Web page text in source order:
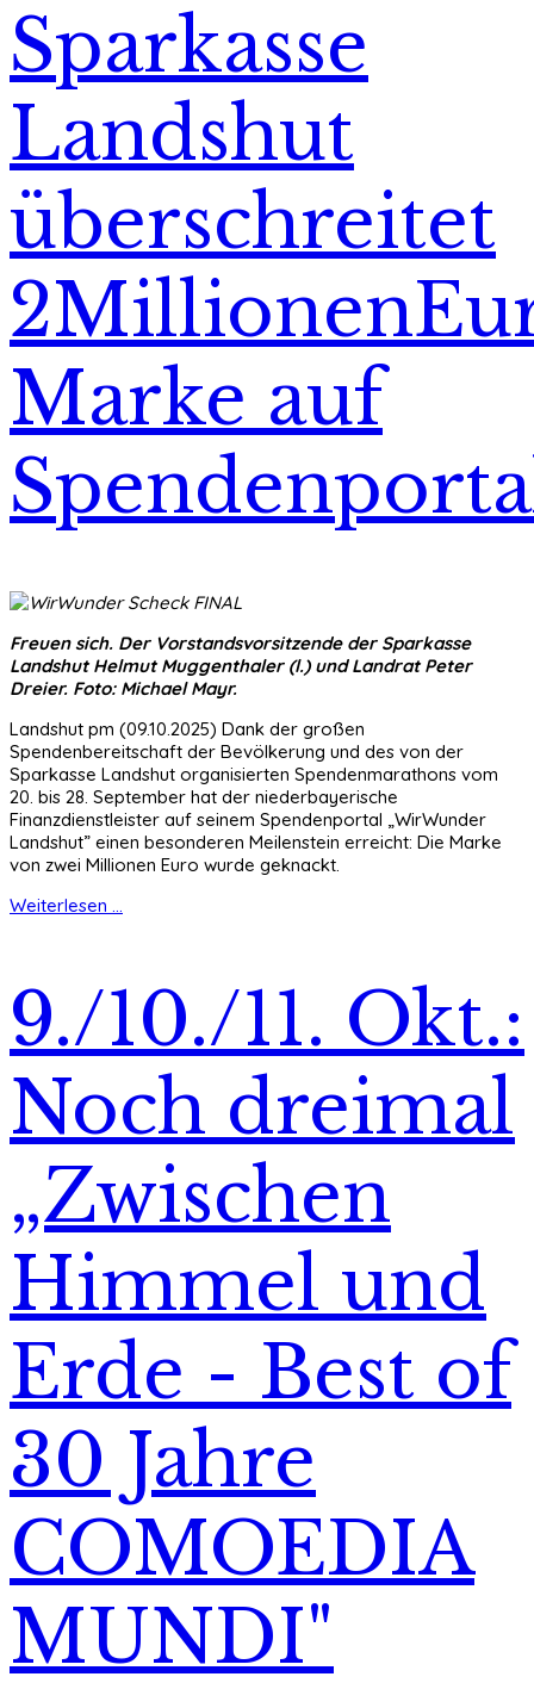
Sparkasse
Landshut
überschreitet
Marke auf
Freuen sich. Der Vorstandsvorsitzende der Sparkasse
Landshut Helmut Muggenthaler (l.) und Landrat Peter
Dreier. Foto: Michael Mayr.
Landshut pm (09.10.2025) Dank der großen
Spendenbereitschaft der Bevölkerung und des von der
Sparkasse Landshut organisierten Spendenmarathons vom
20. bis 28. September hat der niederbayerische
Finanzdienstleister auf seinem Spendenportal „WirWunder
Landshut” einen besonderen Meilenstein erreicht: Die Marke
von zwei Millionen Euro wurde geknackt.
Weiterlesen ...
9./10./11. Okt.:
Noch dreimal
„Zwischen
Himmel und
Erde - Best of
30 Jahre
COMOEDIA
MUNDI"